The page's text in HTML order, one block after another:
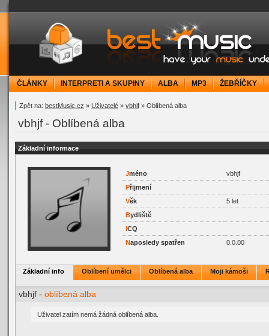
bestMusic.cz - Have your music under
ČLÁNKY INTERPRETI A SKUPINY ALBA MP3 ŽEBŘÍČKY
Zpět na: bestMusic.cz » Uživatelé » vbhjf » Oblíbená alba
vbhjf - Oblíbená alba
Základní informace
Jméno
vbhjf
Přijmení
Věk
5 let
Bydliště
ICQ
Naposledy spatřen 0.0.00
Základní info Oblíbení umělci Oblíbená alba Moji kámoši
vbhjf - oblíbená alba
Uživatel zatím nemá žádná oblíbená alba.